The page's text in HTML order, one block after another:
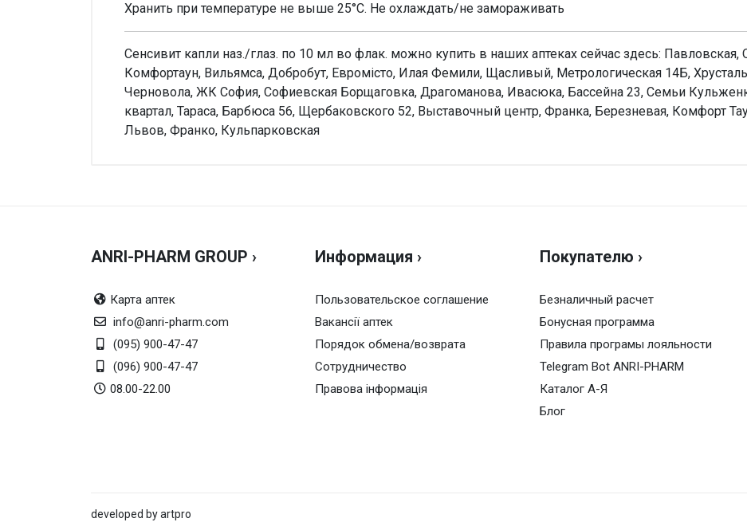
Хранить при температуре не выше 25°С. Не охлаждать/не замораживать
Сенсивит капли наз./глаз. по 10 мл во флак. можно купить в наших аптеках сейчас здесь:
Комфортаун, Вильямса, Добробут, Евромісто, Илая Фемили, Щасливый, Метрологическая 14Б,
Черновола, ЖК София, Софиевская Борщаговка, Драгоманова, Ивасюка, Бассейна 23, Семьи
квартал, Тараса, Барбюса 56, Щербаковского 52, Выставочный центр, Франка, Березневая, Комфорт
Львов, Франко, Кульпарковская
ANRI-PHARM GROUP ›
Карта аптек
info@anri-pharm.com
(095) 900-47-47
(096) 900-47-47
08.00-22.00
Информация ›
Пользовательское соглашение
Вакансії аптек
Порядок обмена/возврата
Сотрудничество
Правова інформація
Покупателю ›
Безналичный расчет
Бонусная программа
Правила програмы лояльности
Telegram Bot ANRI-PHARM
Каталог А-Я
Блог
developed by artpro